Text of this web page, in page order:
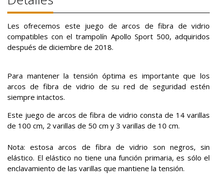
Les ofrecemos este juego de arcos de fibra de vidrio
compatibles con el trampolín Apollo Sport 500, adquiridos
después de diciembre de 2018.
Para mantener la tensión óptima es importante que los
arcos de fibra de vidrio de su red de seguridad estén
siempre intactos.
Este juego de arcos de fibra de vidrio consta de 14 varillas
de 100 cm, 2 varillas de 50 cm y 3 varillas de 10 cm.
Nota: estosa arcos de fibra de vidrio son negros, sin
elástico. El elástico no tiene una función primaria, es sólo el
enclavamiento de las varillas que mantiene la tensión.